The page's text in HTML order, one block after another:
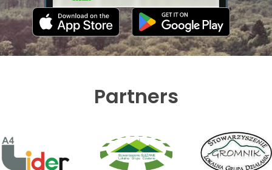
Partners